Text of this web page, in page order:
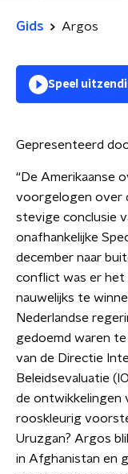
Gids Argos
Speel
Gepresenteerd
“De Amerikaanse
voorgelogen over
stevige conclusie
onafhankelijke
december naar
conflict was er het
nauwelijks te
Nederlandse
gedoemd waren
van de Directie
Beleidsevaluatie
de ontwikkelingen
rooskleurig
Uruzgan? Argos
in Afghanistan en